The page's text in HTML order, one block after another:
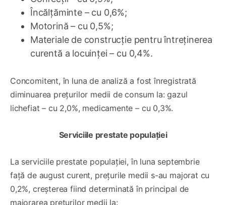
Încălțăminte – cu 0,6%;
Motorină – cu 0,5%;
Materiale de construcție pentru întreținerea
curentă a locuinței – cu 0,4%.
Concomitent, în luna de analiză a fost înregistrată
diminuarea prețurilor medii de consum la: gazul
lichefiat – cu 2,0%, medicamente – cu 0,3%.
Serviciile prestate populației
La serviciile prestate populației, în luna septembrie
față de august curent, prețurile medii s-au majorat cu
0,2%, creșterea fiind determinată în principal de
majorarea prețurilor medii la: